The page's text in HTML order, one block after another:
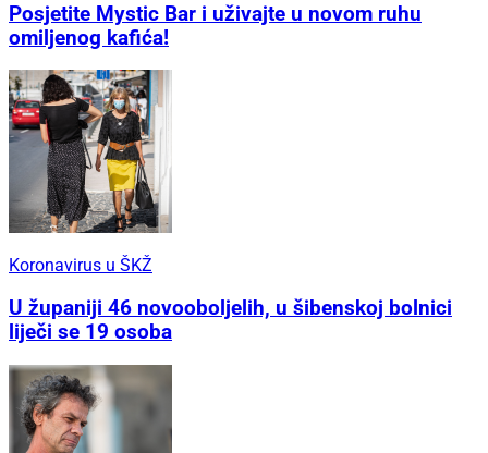
Posjetite Mystic Bar i uživajte u novom ruhu
omiljenog kafića!
Koronavirus u ŠKŽ
U županiji 46 novooboljelih, u šibenskoj bolnici
liječi se 19 osoba